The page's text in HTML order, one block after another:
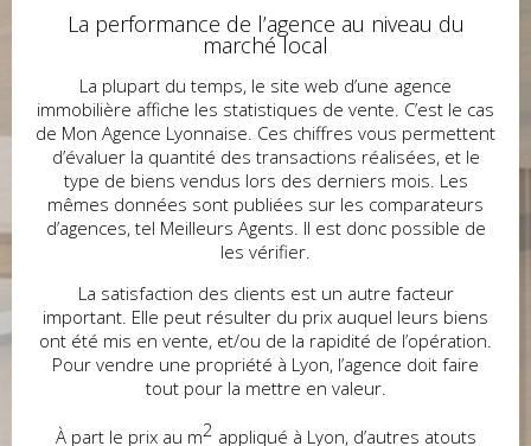
La performance de l’agence au niveau du
marché local
La plupart du temps, le site web d’une agence
immobilière affiche les statistiques de vente. C’est le cas
de Mon Agence Lyonnaise. Ces chiffres vous permettent
d’évaluer la quantité des transactions réalisées, et le
type de biens vendus lors des derniers mois. Les
mêmes données sont publiées sur les comparateurs
d’agences, tel Meilleurs Agents. Il est donc possible de
les vérifier.
La satisfaction des clients est un autre facteur
important. Elle peut résulter du prix auquel leurs biens
ont été mis en vente, et/ou de la rapidité de l’opération.
Pour vendre une propriété à Lyon, l’agence doit faire
tout pour la mettre en valeur.
À part le prix au m2 appliqué à Lyon, d’autres atouts